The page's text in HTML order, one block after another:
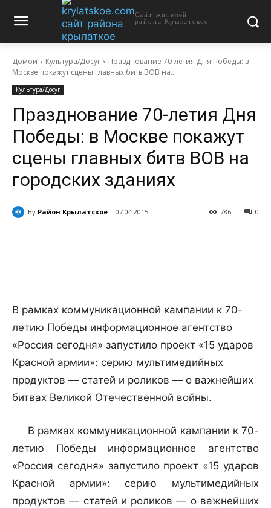
Сайт жителей
района Крылатское
Домой Культура/Досуг
Празднование 70-летия Дня Победы: в
Москве покажут сцены главных битв ВОВ на...
Культура/Досуг
Празднование 70-летия Дня
Победы: в Москве покажут
сцены главных битв ВОВ на
городских зданиях
By Район Крылатское 07.04.2015 0
786
В рамках коммуникационной кампании к 70-
летию Победы информационное агентство
«Россия сегодня» запустило проект «15 ударов
Красной армии»: серию мультимедийных
продуктов — статей и роликов — о важнейших
битвах Великой Отечественной войны.
В рамках коммуникационной кампании к 70-
летию Победы информационное агентство
«Россия сегодня» запустило проект «15 ударов
Красной армии»: серию мультимедийных
продуктов — статей и роликов — о важнейших